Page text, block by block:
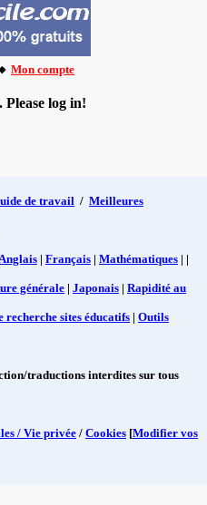
Mon compte
log in!
de travail / Meilleures
| Français | Mathématiques | |
générale | Japonais | Rapidité au
recherche sites éducatifs | Outils
traductions interdites sur tous
/ Vie privée / Cookies [Modifier vos